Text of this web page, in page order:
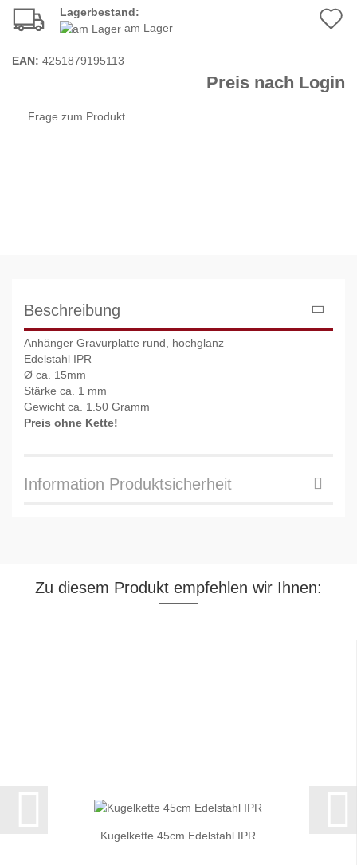
Lagerbestand:
am Lager
EAN: 4251879195113
Preis nach Login
Frage zum Produkt
Beschreibung
Anhänger Gravurplatte rund, hochglanz
Edelstahl IPR
Ø ca. 15mm
Stärke ca. 1 mm
Gewicht ca. 1.50 Gramm
Preis ohne Kette!
Information Produktsicherheit
Zu diesem Produkt empfehlen wir Ihnen:
Kugelkette 45cm Edelstahl IPR